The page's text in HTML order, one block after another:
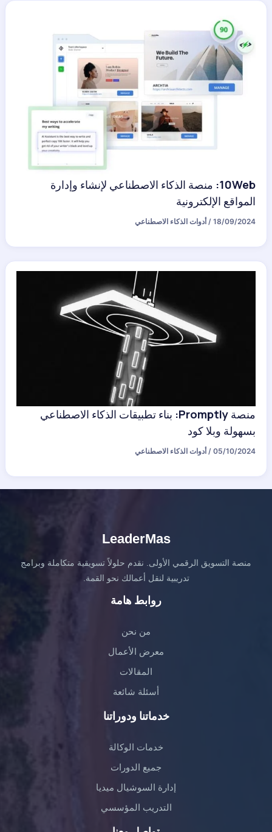
10Web: منصة الذكاء الاصطناعي لإنشاء وإدارة
المواقع الإلكترونية
18/09/2024
/ أدوات الذكاء الاصطناعي
منصة Promptly: بناء تطبيقات الذكاء الاصطناعي
بسهولة وبلا كود
05/10/2024
/ أدوات الذكاء الاصطناعي
LeaderMas
منصة التسويق الرقمي الأولى. نقدم حلولاً تسويقية متكاملة وبرامج
تدريبية لنقل أعمالك نحو القمة.
روابط هامة
من نحن
معرض الأعمال
المقالات
أسئلة شائعة
خدماتنا ودوراتنا
خدمات الوكالة
جميع الدورات
إدارة السوشيال ميديا
التدريب المؤسسي